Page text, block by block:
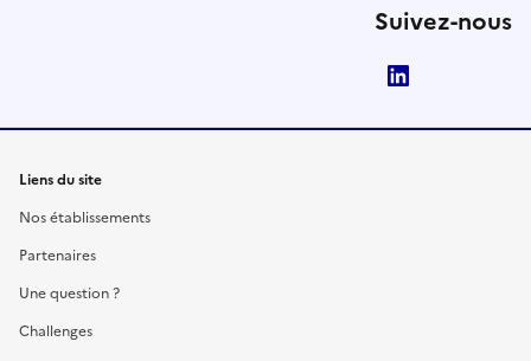
Suivez-nous
Liens du site
Nos établissements
Partenaires
Une question ?
Challenges